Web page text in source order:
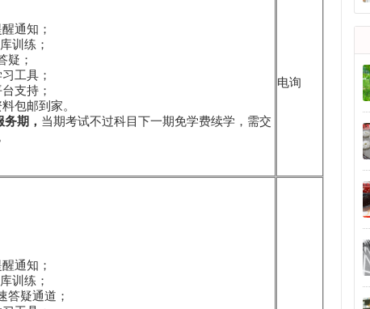
通知；
训练；
疑；
工具；
支持；
包邮到家。
期， 当期考试不过科目下一期免学费续学，需交
电询
通知；
训练；
答疑通道；